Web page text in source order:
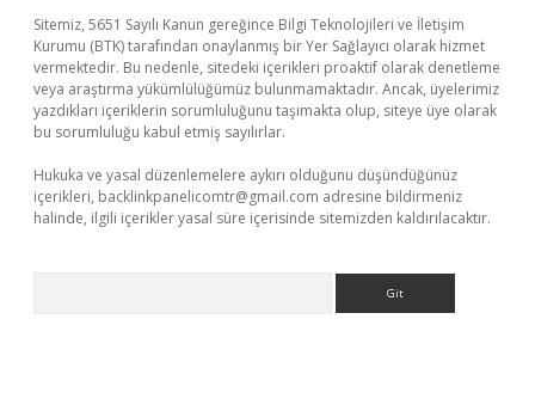
Sitemiz, 5651 Sayılı Kanun gereğince Bilgi Teknolojileri ve İletişim
Kurumu (BTK) tarafından onaylanmış bir Yer Sağlayıcı olarak hizmet
vermektedir. Bu nedenle, sitedeki içerikleri proaktif olarak denetleme
veya araştırma yükümlülüğümüz bulunmamaktadır. Ancak, üyelerimiz
yazdıkları içeriklerin sorumluluğunu taşımakta olup, siteye üye olarak
bu sorumluluğu kabul etmiş sayılırlar.
Hukuka ve yasal düzenlemelere aykırı olduğunu düşündüğünüz
içerikleri, backlinkpanelicomtr@gmail.com adresine bildirmeniz
halinde, ilgili içerikler yasal süre içerisinde sitemizden kaldırılacaktır.